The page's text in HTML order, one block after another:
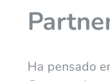
Ha pensado